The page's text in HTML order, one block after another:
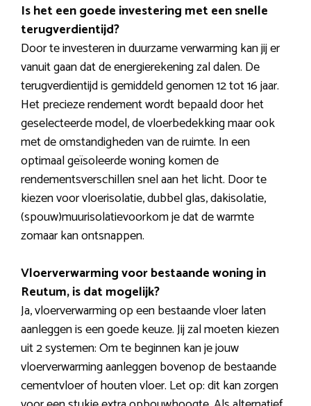
Is het een goede investering met een snelle
terugverdientijd?
Door te investeren in duurzame verwarming kan jij er
vanuit gaan dat de energierekening zal dalen. De
terugverdientijd is gemiddeld genomen 12 tot 16 jaar.
Het precieze rendement wordt bepaald door het
geselecteerde model, de vloerbedekking maar ook
met de omstandigheden van de ruimte. In een
optimaal geïsoleerde woning komen de
rendementsverschillen snel aan het licht. Door te
kiezen voor vloerisolatie, dubbel glas, dakisolatie,
(spouw)muurisolatievoorkom je dat de warmte
zomaar kan ontsnappen.
Vloerverwarming voor bestaande woning in
Reutum, is dat mogelijk?
Ja, vloerverwarming op een bestaande vloer laten
aanleggen is een goede keuze. Jij zal moeten kiezen
uit 2 systemen: Om te beginnen kan je jouw
vloerverwarming aanleggen bovenop de bestaande
cementvloer of houten vloer. Let op: dit kan zorgen